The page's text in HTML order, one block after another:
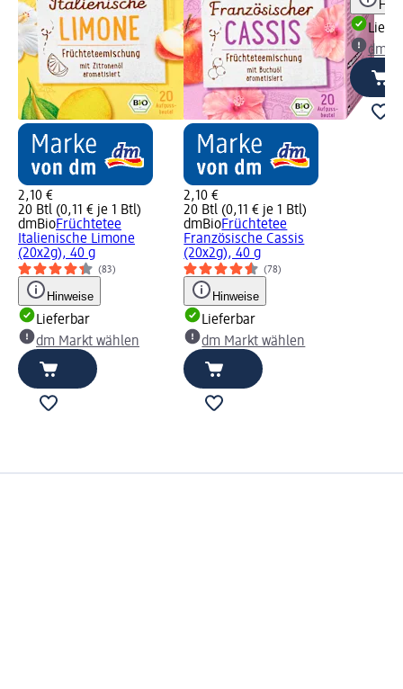
2,10 €
20 Btl (0,11 € je 1 Btl)
dmBioFrüchtetee
Italienische Limone
(20x2g), 40 g
(83)
Hinweise
Lieferbar
dm Markt wählen
2,10 €
20 Btl (0,11 € je 1 Btl)
dmBioFrüchtetee
Französische Cassis
(20x2g), 40 g
(78)
Hinweise
Lieferbar
dm Markt wählen
dm